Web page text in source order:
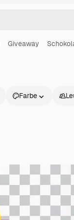
Giveaway
Farbe
Loslegen